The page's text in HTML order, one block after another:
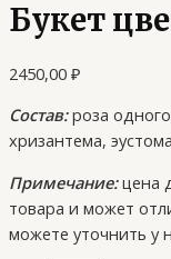
Букет
2450,00 ₽
Состав:роза
хризантема, эустома
Примечание:цена
товара и может
можете уточнить у